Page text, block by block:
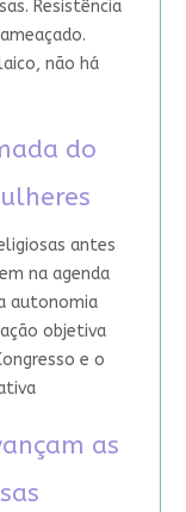
Resistência
não há
do
antes
na agenda
autonomia
objetiva
e o
as